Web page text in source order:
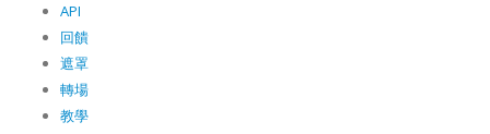
API
回饋
遮罩
轉場
教學